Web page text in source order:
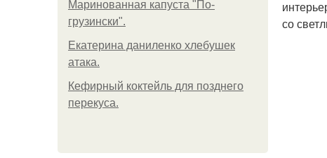
Маринованная капуста "По-
грузински".
Екатерина даниленко хлебушек
атака.
Кефирный коктейль для позднего
перекуса.
со